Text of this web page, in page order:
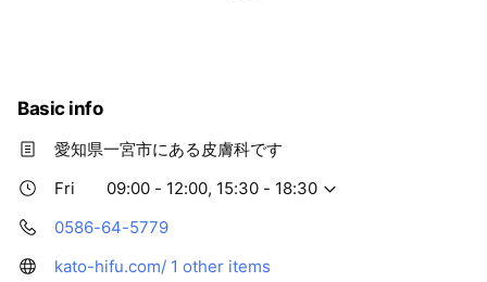
Basic info
愛知県一宮市にある皮膚科です
Fri
09:00 - 12:00, 15:30 - 18:30
0586-64-5779
kato-hifu.com/ 1 other items